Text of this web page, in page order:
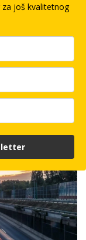
će 15
gradnje
za još kvalitetnog